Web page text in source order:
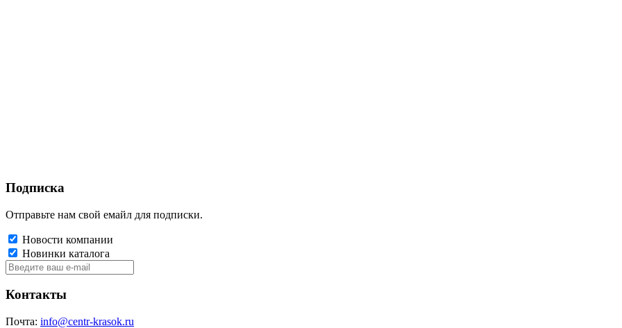
Подписка
Отправьте нам свой емайл для подписки.
Новости компании
Новинки каталога
Контакты
Почта: info@centr-krasok.ru